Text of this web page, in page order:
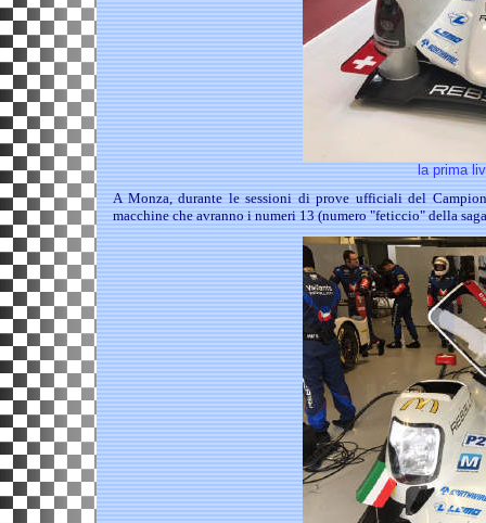
la prima
A Monza, durante le sessioni di prove ufficiali del
macchine che avranno i numeri 13 (numero "feticcio" della